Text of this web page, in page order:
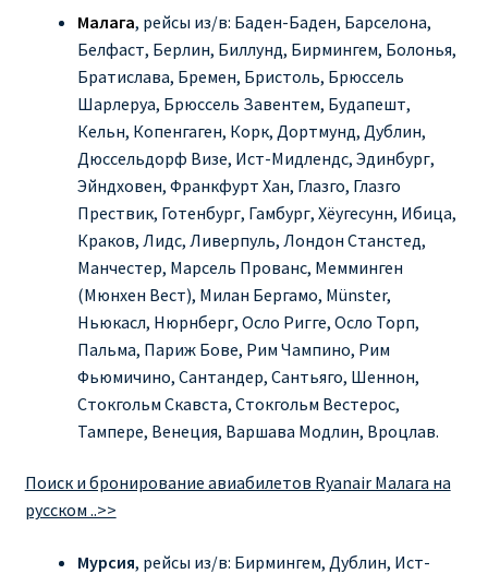
Малага, рейсы из/в: Баден-Баден, Барселона,
Белфаст, Берлин, Биллунд, Бирмингем, Болонья,
Братислава, Бремен, Бристоль, Брюссель
Шарлеруа, Брюссель Завентем, Будапешт,
Кельн, Копенгаген, Корк, Дортмунд, Дублин,
Дюссельдорф Визе, Ист-Мидлендс, Эдинбург,
Эйндховен, Франкфурт Хан, Глазго, Глазго
Прествик, Готенбург, Гамбург, Хёугесунн, Ибица,
Краков, Лидс, Ливерпуль, Лондон Станстед,
Манчестер, Марсель Прованс, Мемминген
(Мюнхен Вест), Милан Бергамо, Münster,
Ньюкасл, Нюрнберг, Осло Ригге, Осло Торп,
Пальма, Париж Бове, Рим Чампино, Рим
Фьюмичино, Сантандер, Сантьяго, Шеннон,
Стокгольм Скавста, Стокгольм Вестерос,
Тампере, Венеция, Варшава Модлин, Вроцлав.
Поиск и бронирование авиабилетов Ryanair Малага на
русском ..>>
Мурсия, рейсы из/в: Бирмингем, Дублин, Ист-